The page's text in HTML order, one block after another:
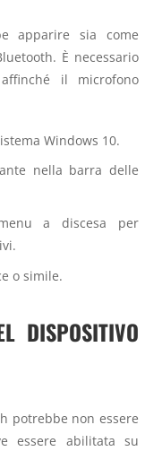
apparire sia come
È necessario
il microfono
Windows 10.
nella barra delle
a discesa per
o simile.
DISPOSITIVO
potrebbe non essere
essere abilitata su